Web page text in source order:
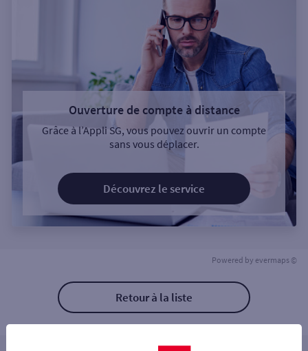
Ouverture de compte à distance
Grâce à l’Appli SG, vous pouvez ouvrir un compte
sans vous déplacer.
Découvrez le service
Powered by evermaps ©
Retour à la liste